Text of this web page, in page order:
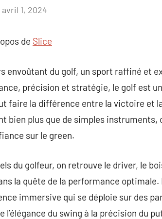
avril 1, 2024
de Slice
envoûtant du golf, un sport raffiné et
précision et stratégie, le golf est
faire la différence entre la victoire et
bien plus que de simples
sur le green.
du golfeur, on retrouve le driver, le
la quête de la performance
immersive qui se déploie sur des
l’élégance du swing à la précision du